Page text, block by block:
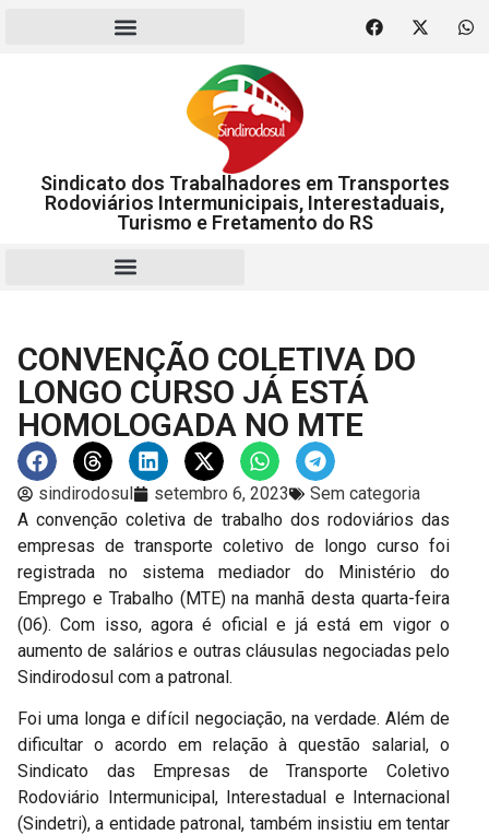
Sindicato dos Trabalhadores em Transportes
Rodoviários Intermunicipais, Interestaduais,
Turismo e Fretamento do RS
CONVENÇÃO COLETIVA DO
LONGO CURSO JÁ ESTÁ
HOMOLOGADA NO MTE
sindirodosul setembro 6, 2023
Sem categoria
A convenção coletiva de trabalho dos rodoviários das
empresas de transporte coletivo de longo curso foi
registrada no sistema mediador do Ministério do
Emprego e Trabalho (MTE) na manhã desta quarta-feira
(06). Com isso, agora é oficial e já está em vigor o
aumento de salários e outras cláusulas negociadas pelo
Sindirodosul com a patronal.
Foi uma longa e difícil negociação, na verdade. Além de
dificultar o acordo em relação à questão salarial, o
Sindicato das Empresas de Transporte Coletivo
Rodoviário Intermunicipal, Interestadual e Internacional
(Sindetri), a entidade patronal, também insistiu em tentar